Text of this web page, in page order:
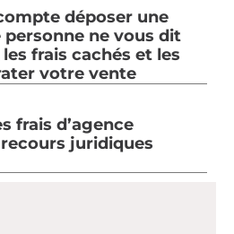
déposer une
personne ne vous dit
frais cachés et les
votre vente
frais d’agence
juridiques